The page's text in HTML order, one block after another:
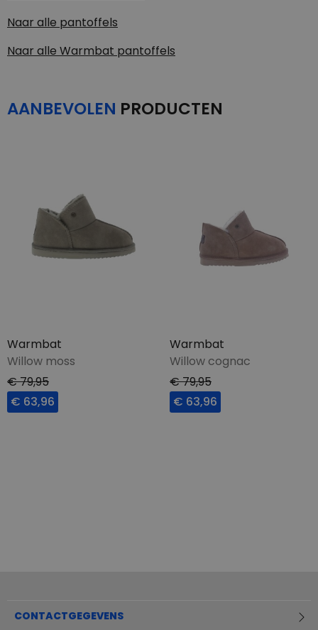
Naar alle pantoffels
Naar alle Warmbat pantoffels
AANBEVOLEN PRODUCTEN
Warmbat
Willow moss
€ 79,95
€ 63,96
Warmbat
Willow cognac
€ 79,95
€ 63,96
CONTACTGEGEVENS